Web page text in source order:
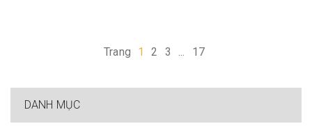
Trang 1 2 3 ... 17
DANH MỤC